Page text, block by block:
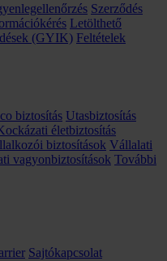
Szerződés
Letölthető
(GYIK) Feltételek
biztosítás Utasbiztosítás
életbiztosítás
biztosítások Vállalati
vagyonbiztosítások További
Sajtókapcsolat